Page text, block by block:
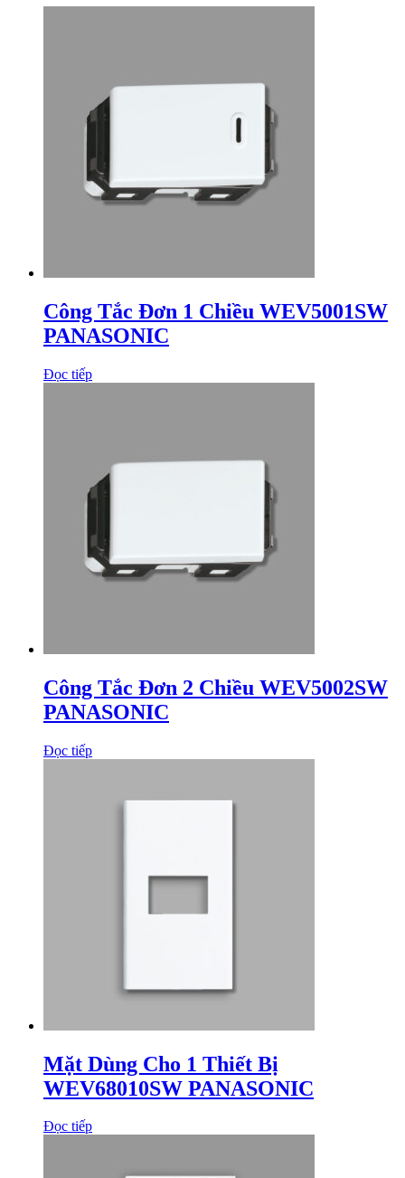
Công Tắc Đơn 1 Chiều WEV5001SW
PANASONIC
Đọc tiếp
Công Tắc Đơn 2 Chiều WEV5002SW
PANASONIC
Đọc tiếp
Mặt Dùng Cho 1 Thiết Bị
WEV68010SW PANASONIC
Đọc tiếp